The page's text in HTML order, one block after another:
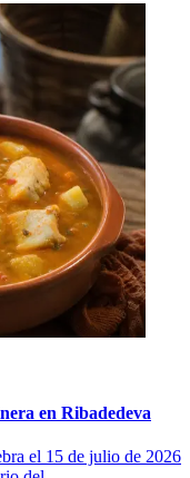
en Ribadedeva
el 15 de julio de 2026